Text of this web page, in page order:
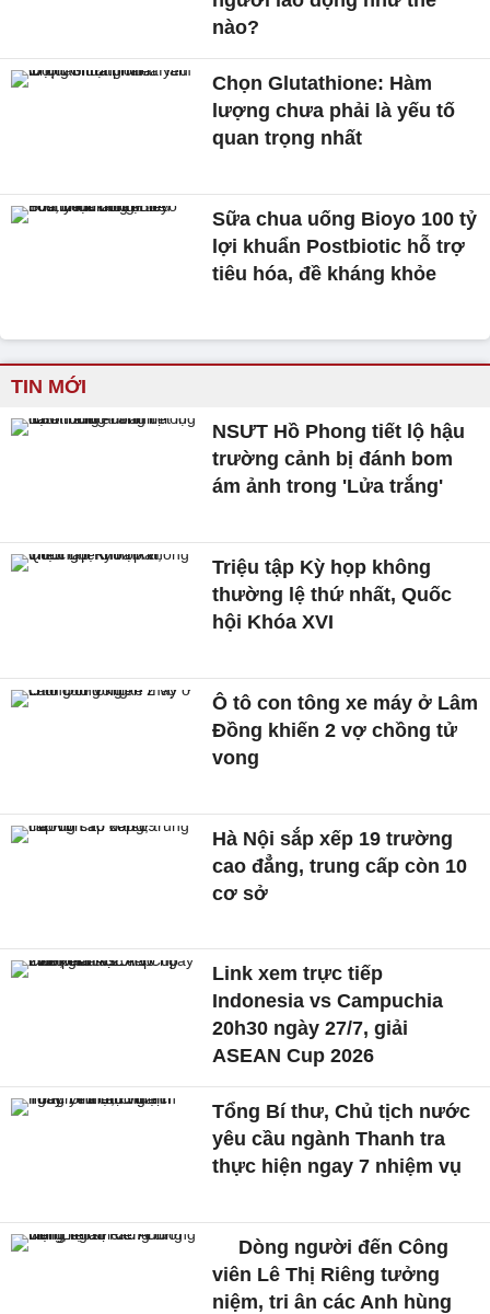
nào?
Chọn Glutathione: Hàm
lượng chưa phải là yếu tố
quan trọng nhất
Sữa chua uống Bioyo 100 tỷ
lợi khuẩn Postbiotic hỗ trợ
tiêu hóa, đề kháng khỏe
TIN MỚI
NSƯT Hồ Phong tiết lộ hậu
trường cảnh bị đánh bom
ám ảnh trong 'Lửa trắng'
Triệu tập Kỳ họp không
thường lệ thứ nhất, Quốc
hội Khóa XVI
Ô tô con tông xe máy ở Lâm
Đồng khiến 2 vợ chồng tử
vong
Hà Nội sắp xếp 19 trường
cao đẳng, trung cấp còn 10
cơ sở
Link xem trực tiếp
Indonesia vs Campuchia
20h30 ngày 27/7, giải
ASEAN Cup 2026
Tổng Bí thư, Chủ tịch nước
yêu cầu ngành Thanh tra
thực hiện ngay 7 nhiệm vụ
Dòng người đến Công
viên Lê Thị Riêng tưởng
niệm, tri ân các Anh hùng